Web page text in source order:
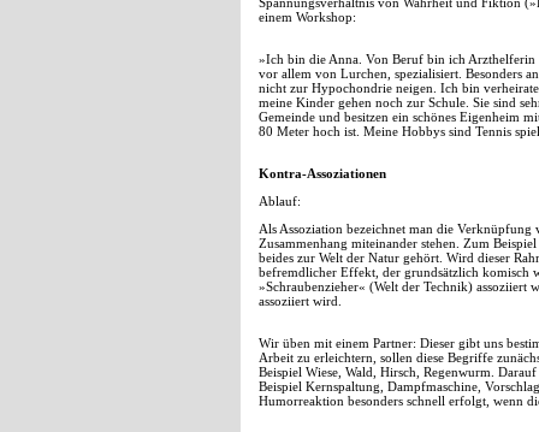
einem Workshop:
»Ich bin die Anna. Von Beruf bin ich
vor allem von Lurchen, spezialisiert. Besonders
nicht zur Hypochondrie neigen. Ich bin
meine Kinder gehen noch zur Schule. Sie sind
Gemeinde und besitzen ein schönes Eigenheim
80 Meter hoch ist. Meine Hobbys sind Tennis
Kontra-Assoziationen
Ablauf:
Als Assoziation bezeichnet man die
Zusammenhang miteinander stehen. Zum
beides zur Welt der Natur gehört. Wird dieser
befremdlicher Effekt, der grundsätzlich komisch
»Schraubenzieher« (Welt der Technik) assoziiert
assoziiert wird.
Wir üben mit einem Partner: Dieser gibt uns
Arbeit zu erleichtern, sollen diese Begriffe
Beispiel Wiese, Wald, Hirsch, Regenwurm.
Beispiel Kernspaltung, Dampfmaschine,
Humorreaktion besonders schnell erfolgt, wenn